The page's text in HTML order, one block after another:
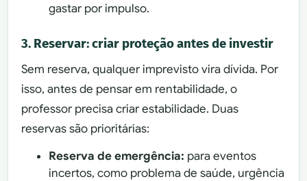
gastar por impulso.
3. Reservar: criar proteção antes de investir
Sem reserva, qualquer imprevisto vira dívida. Por
isso, antes de pensar em rentabilidade, o
professor precisa criar estabilidade. Duas
reservas são prioritárias:
Reserva de emergência: para eventos
incertos, como problema de saúde, urgência